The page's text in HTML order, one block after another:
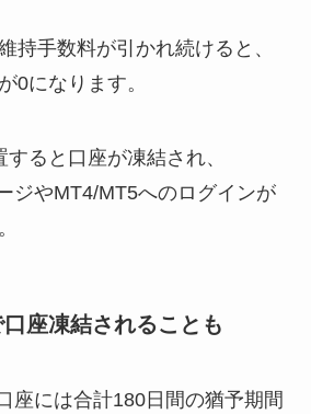
持手数料が引かれ続けると、
0になります。
ると口座が凍結され、
ジやMT4/MT5へのログインが
座凍結されることも
座には合計180日間の猶予期間